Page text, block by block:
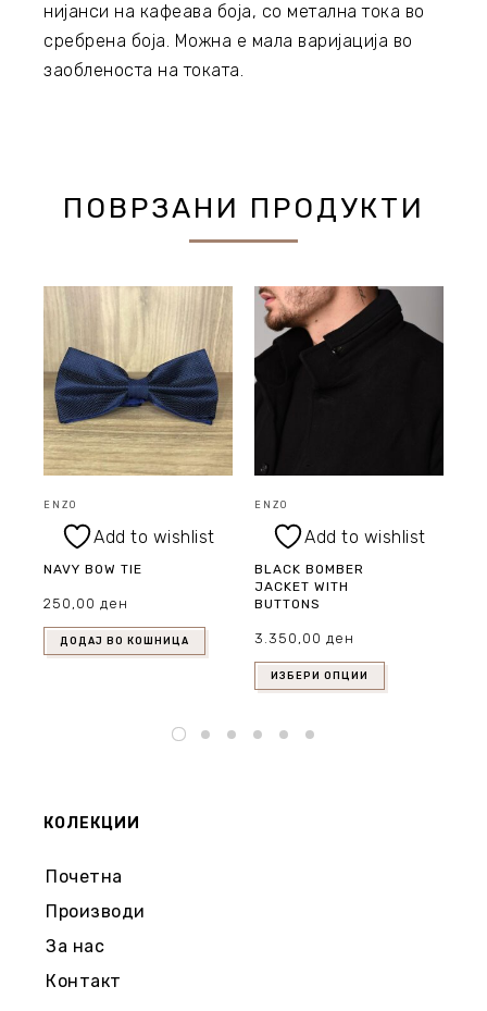
нијанси на кафеава боја, со метална тока во
сребрена боја. Можна е мала варијација во
заобленоста на токата.
ПОВРЗАНИ ПРОДУКТИ
ENZO
Add to wishlist
NAVY BOW TIE
250,00 ден
ДОДАЈ ВО КОШНИЦА
ENZO
Add to wishlist
BLACK BOMBER
JACKET WITH
BUTTONS
3.350,00 ден
ИЗБЕРИ ОПЦИИ
КОЛЕКЦИИ
Почетна
Производи
За нас
Контакт